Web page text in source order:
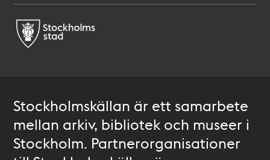
Stockholmskällan är ett samarbete
mellan arkiv, bibliotek och museer i
Stockholm. Partnerorganisationer